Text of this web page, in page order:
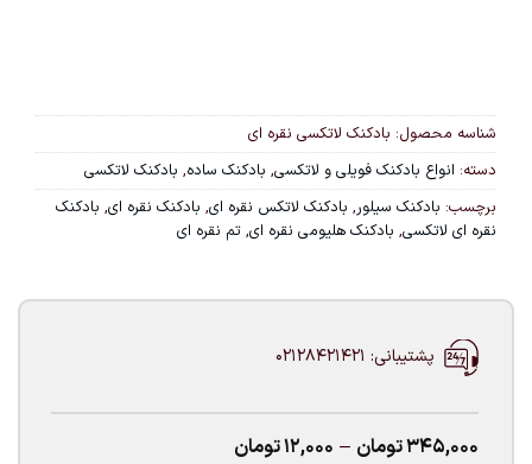
شناسه محصول: بادکنک لاتکسی نقره ای
دسته: انواع بادکنک فویلی و لاتکسی, بادکنک ساده, بادکنک لاتکسی
برچسب: بادکنک سیلور, بادکنک لاتکس نقره ای, بادکنک نقره ای, بادکنک
نقره ای لاتکسی, بادکنک هلیومی نقره ای, تم نقره ای
پشتیبانی: 02128421421
345,000تومان –
12,000تومان